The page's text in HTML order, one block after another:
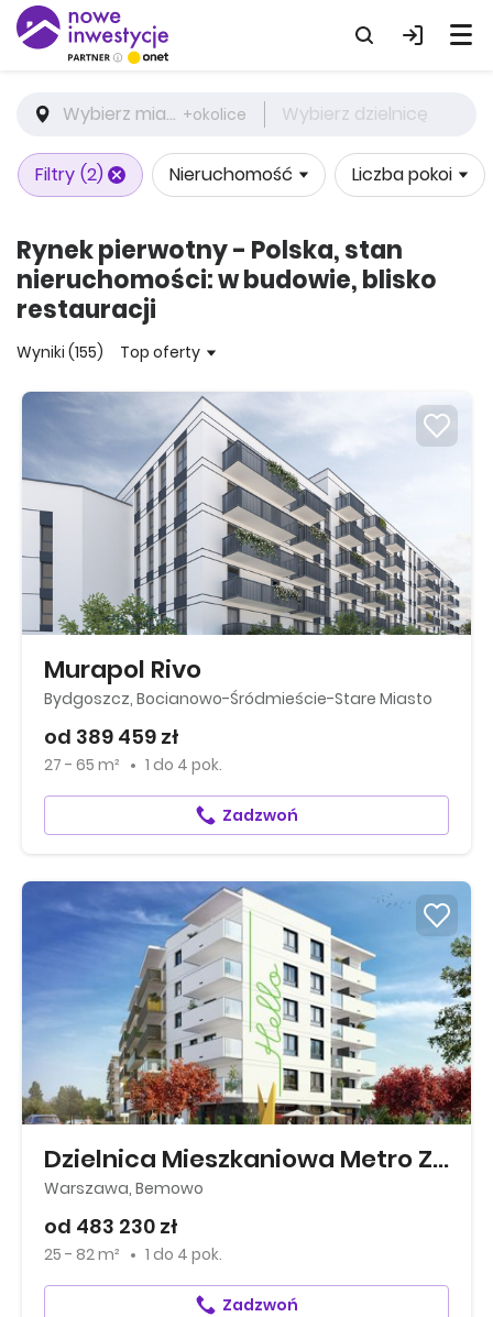
Wybierz miasto +okolice Wybierz dzielnicę
Filtry (2) Nieruchomość Liczba pokoi
Rynek pierwotny - Polska, stan
nieruchomości: w budowie, blisko
restauracji
Wyniki (155) Top oferty
Murapol Rivo
Bydgoszcz, Bocianowo-Śródmieście-Stare Miasto
od 389 459 zł
27 - 65 m² 1 do 4 pok.
Zadzwoń
Dzielnica Mieszkaniowa Metro Zachód
Warszawa, Bemowo
od 483 230 zł
25 - 82 m² 1 do 4 pok.
Zadzwoń